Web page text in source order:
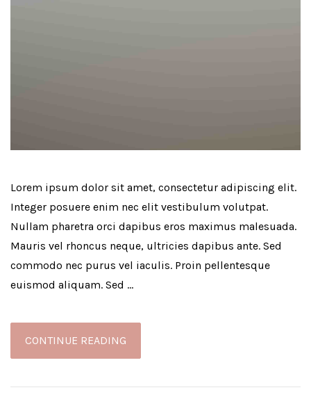
Lorem ipsum dolor sit amet, consectetur adipiscing elit.
Integer posuere enim nec elit vestibulum volutpat.
Nullam pharetra orci dapibus eros maximus malesuada.
Mauris vel rhoncus neque, ultricies dapibus ante. Sed
commodo nec purus vel iaculis. Proin pellentesque
euismod aliquam. Sed …
CONTINUE READING